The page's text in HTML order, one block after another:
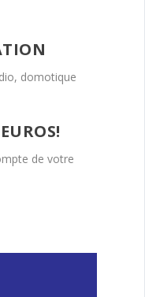
domotique
de votre